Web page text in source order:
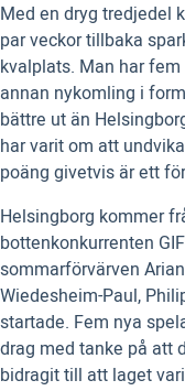
Med en dryg tredjedel
par veckor tillbaka
kvalplats. Man har
annan nykomling i
bättre ut än
har varit om att
poäng givetvis är ett
Helsingborg kommer
bottenkonkurrenten
sommarförvärven
Wiedesheim-Paul,
startade. Fem nya
drag med tanke på att
bidragit till att laget